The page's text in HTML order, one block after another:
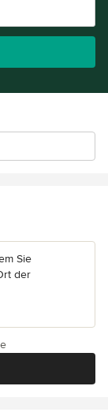
Sie
der